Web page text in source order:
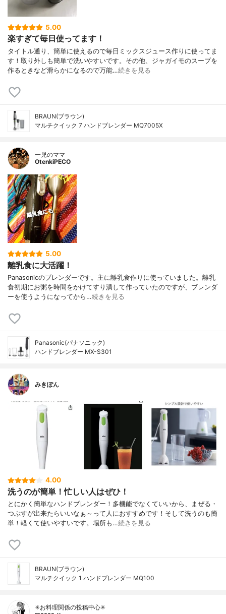
5.00
楽すぎて毎日使ってます！
タイトル通り、簡単に使えるので毎日ミックスジュース作りに使ってま
す！取り外しも簡単で洗いやすいです。その他、ジャガイモのスープを
作るときなど滑らかになるので万能…続きを見る
BRAUN(ブラウン)
マルチクイック 7 ハンドブレンダー MQ7005X
一児のママ
OtenkiPECO
5.00
離乳食に大活躍！
Panasonicのブレンダーです。主に離乳食作りに使っていました。離乳
食初期にお粥を時間をかけてすり潰して作っていたのですが、ブレンダ
ーを使うようになってから…続きを見る
Panasonic(パナソニック)
ハンドブレンダー MX-S301
みきぽん
4.00
洗うのが簡単！忙しい人はぜひ！
とにかく簡単なハンドブレンダー！多機能でなくていいから、まぜる・
つぶすが出来たらいいなぁ～って人におすすめです！そして洗うのも簡
単！軽くて使いやすいです。場所も…続きを見る
BRAUN(ブラウン)
マルチクイック 1 ハンドブレンダー MQ100
✳お料理関係の投稿中心✳